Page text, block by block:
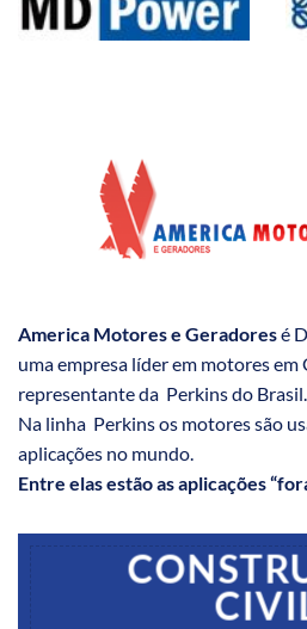
America Motores e Geradoresé
uma empresa líder em motores em
representante da Perkins do Brasil.
Na linha Perkins os motores são
aplicações no mundo.
Entre elas estão as aplicações